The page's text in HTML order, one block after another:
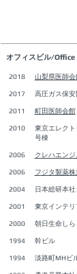
オフィスビル/
2018 山梨県医師会
2017 高圧ガス保
2011 町田医師会館
2010
東京エレク
号棟
2006 クレハエン
2006 フジタ製薬
2004 日本総研本社
2001 東京インテ
2000 朝日生命し
1994 幹ビル
1994 淡路町MHビ